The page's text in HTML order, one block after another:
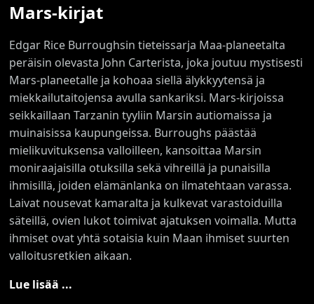
Mars-kirjat
Edgar Rice Burroughsin tieteissarja Maa-planeetalta
peräisin olevasta John Carterista, joka joutuu mystisesti
Mars-planeetalle ja kohoaa siellä älykkyytensä ja
miekkailutaitojensa avulla sankariksi. Mars-kirjoissa
seikkaillaan Tarzanin tyyliin Marsin autiomaissa ja
muinaisissa kaupungeissa. Burroughs päästää
mielikuvituksensa valloilleen, kansoittaa Marsin
moniraajaisilla otuksilla sekä vihreillä ja punaisilla
ihmisillä, joiden elämänlanka on ilmatehtaan varassa.
Laivat nousevat kamaralta ja kulkevat varastoiduilla
säteillä, ovien lukot toimivat ajatuksen voimalla. Mutta
ihmiset ovat yhtä sotaisia kuin Maan ihmiset suurten
valloitusretkien aikaan.
Lue lisää ...